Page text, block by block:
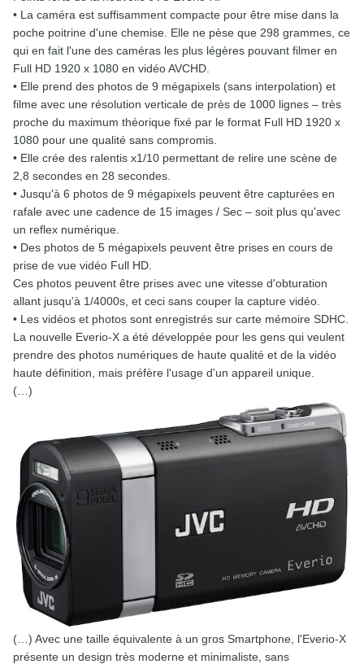
• La caméra est suffisamment compacte pour être mise dans la
poche poitrine d'une chemise. Elle ne pèse que 298 grammes, ce
qui en fait l'une des caméras les plus légères pouvant filmer en
Full HD 1920 x 1080 en vidéo AVCHD.
• Elle prend des photos de 9 mégapixels (sans interpolation) et
filme avec une résolution verticale de près de 1000 lignes – très
proche du maximum théorique fixé par le format Full HD 1920 x
1080 pour une qualité sans compromis.
• Elle crée des ralentis x1/10 permettant de relire une scène de
2,8 secondes en 28 secondes.
• Jusqu'à 6 photos de 9 mégapixels peuvent être capturées en
rafale avec une cadence de 15 images / Sec – soit plus qu'avec
un reflex numérique.
• Des photos de 5 mégapixels peuvent être prises en cours de
prise de vue vidéo Full HD.
Ces photos peuvent être prises avec une vitesse d'obturation
allant jusqu'à 1/4000s, et ceci sans couper la capture vidéo.
• Les vidéos et photos sont enregistrés sur carte mémoire SDHC.
La nouvelle Everio-X a été développée pour les gens qui veulent
prendre des photos numériques de haute qualité et de la vidéo
haute définition, mais préfère l'usage d'un appareil unique.
(…)
(…) Avec une taille équivalente à un gros Smartphone, l'Everio-X
présente un design très moderne et minimaliste, sans